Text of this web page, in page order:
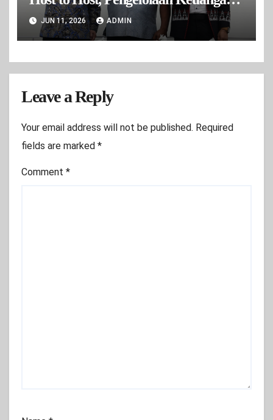
Daerah Makin Cepat
JUN 11, 2026 ADMIN
Leave a Reply
Your email address will not be published. Required
fields are marked *
Comment *